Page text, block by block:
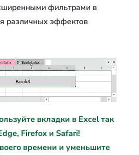
фильтрами в
различных эффектов
вкладки в Excel так
Firefox и Safari!
времени и уменьшите